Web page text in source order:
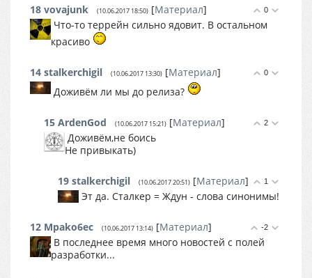
0
18 vovajunk (10.06.2017 18:50) [Материал]
Что-то террейн сильно ядовит. В остальном
красиво
0
14 stalkerchigil (10.06.2017 13:30) [Материал]
Доживём ли мы до релиза?
2
15 ArdenGod (10.06.2017 15:21) [Материал]
Доживём,не боись
Не привыкать)
1
19 stalkerchigil (10.06.2017 20:51) [Материал]
Эт да. Сталкер = Ждун - слова синонимы!
-2
12 Mpako6ec (10.06.2017 13:14) [Материал]
В последнее время много новостей с полей
разработки...